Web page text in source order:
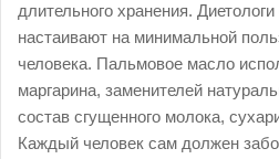
длительного хранения.
настаивают на минимальной
человека. Пальмовое масло
маргарина, заменителей
состав сгущенного молока,
Каждый человек сам должен